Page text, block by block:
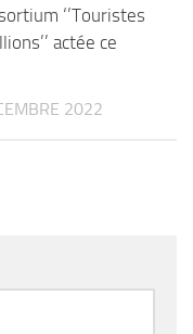
‘’Touristes
actée ce
2022